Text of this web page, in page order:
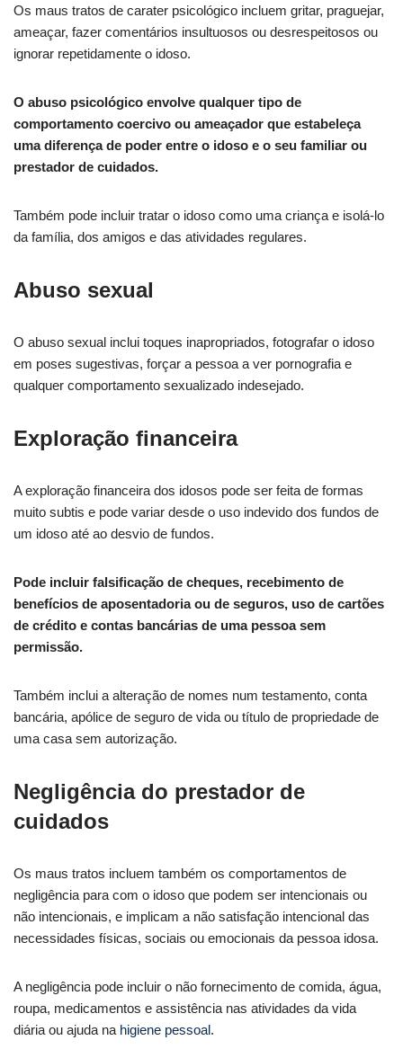
Os maus tratos de carater psicológico incluem gritar, praguejar,
ameaçar, fazer comentários insultuosos ou desrespeitosos ou
ignorar repetidamente o idoso.
O abuso psicológico envolve qualquer tipo de
comportamento coercivo ou ameaçador que estabeleça
uma diferença de poder entre o idoso e o seu familiar ou
prestador de cuidados.
Também pode incluir tratar o idoso como uma criança e isolá-lo
da família, dos amigos e das atividades regulares.
Abuso sexual
O abuso sexual inclui toques inapropriados, fotografar o idoso
em poses sugestivas, forçar a pessoa a ver pornografia e
qualquer comportamento sexualizado indesejado.
Exploração financeira
A exploração financeira dos idosos pode ser feita de formas
muito subtis e pode variar desde o uso indevido dos fundos de
um idoso até ao desvio de fundos.
Pode incluir falsificação de cheques, recebimento de
benefícios de aposentadoria ou de seguros, uso de cartões
de crédito e contas bancárias de uma pessoa sem
permissão.
Também inclui a alteração de nomes num testamento, conta
bancária, apólice de seguro de vida ou título de propriedade de
uma casa sem autorização.
Negligência do prestador de
cuidados
Os maus tratos incluem também os comportamentos de
negligência para com o idoso que podem ser intencionais ou
não intencionais, e implicam a não satisfação intencional das
necessidades físicas, sociais ou emocionais da pessoa idosa.
A negligência pode incluir o não fornecimento de comida, água,
roupa, medicamentos e assistência nas atividades da vida
diária ou ajuda na higiene pessoal.